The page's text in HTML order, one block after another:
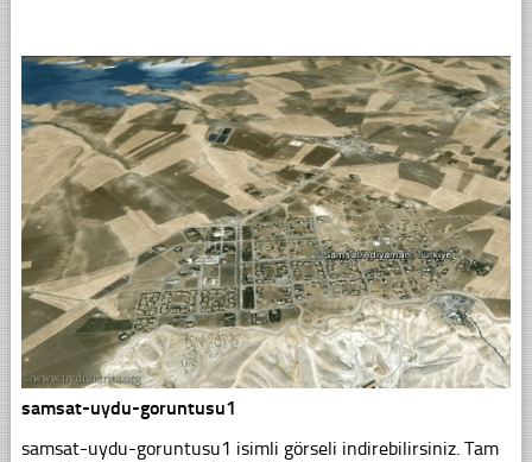
samsat-uydu-goruntusu1
samsat-uydu-goruntusu1 isimli görseli indirebilirsiniz. Tam